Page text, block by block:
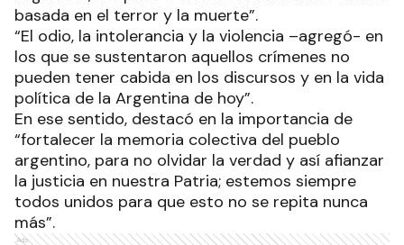
basada en el terror y la muerte”.
“El odio, la intolerancia y la violencia –agregó- en
los que se sustentaron aquellos crímenes no
pueden tener cabida en los discursos y en la vida
política de la Argentina de hoy”.
En ese sentido, destacó en la importancia de
“fortalecer la memoria colectiva del pueblo
argentino, para no olvidar la verdad y así afianzar
la justicia en nuestra Patria; estemos siempre
todos unidos para que esto no se repita nunca
más”.
Ads